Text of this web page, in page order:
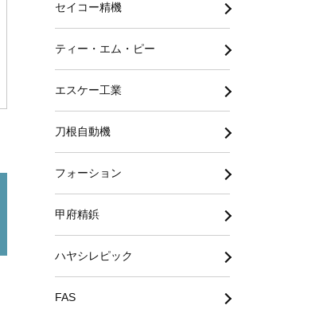
セイコー精機
ティー・エム・ピー
エスケー工業
刀根自動機
フォーション
甲府精鋲
ハヤシレピック
FAS